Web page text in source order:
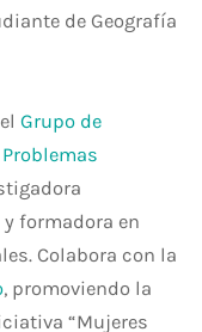
de Geografía
Grupo de
formadora en
Colabora con la
, promoviendo la
“Mujeres